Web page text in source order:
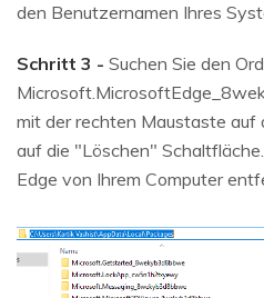
den Benutzernamen Ihres
Schritt 3 - Suchen Sie den
mit der rechten Maustaste auf
auf die "Löschen"
Edge von Ihrem Computer